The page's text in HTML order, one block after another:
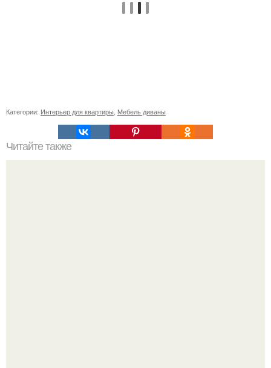
Категории: Интерьер для квартиры Мебель диваны
Читайте также